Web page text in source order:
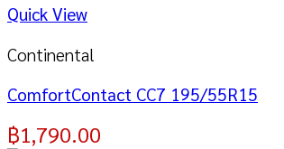
Quick View
Continental
ComfortContact CC7 195/55R15
฿1,790.00